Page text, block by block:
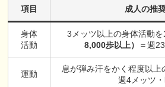
項目 成人の推
身体
活動
3メッツ以上の身体活動を
8,000歩以上）
＝週
運動
息が弾み汗をかく程度以上
週4メッツ